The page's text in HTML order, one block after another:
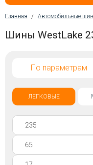
Автосервис
Датчики давления
Покупателям
Контакты
Войти на сайт
Вы здесь
Главная / Автомобильные
Шины WestLake
По параметрам
ЛЕГКОВЫЕ